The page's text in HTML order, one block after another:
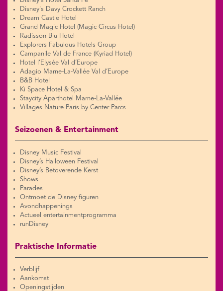
Disney's Davy Crockett Ranch
Dream Castle Hotel
Grand Magic Hotel (Magic Circus Hotel)
Radisson Blu Hotel
Explorers Fabulous Hotels Group
Campanile Val de France (Kyriad Hotel)
Hotel l’Elysée Val d’Europe
Adagio Marne-La-Vallée Val d’Europe
B&B Hotel
Ki Space Hotel & Spa
Staycity Aparthotel Marne-La-Vallée
Villages Nature Paris by Center Parcs
Seizoenen & Entertainment
Disney Music Festival
Disney’s Halloween Festival
Disney’s Betoverende Kerst
Shows
Parades
Ontmoet de Disney figuren
Avondhappenings
Actueel entertainmentprogramma
runDisney
Praktische Informatie
Verblijf
Aankomst
Openingstijden